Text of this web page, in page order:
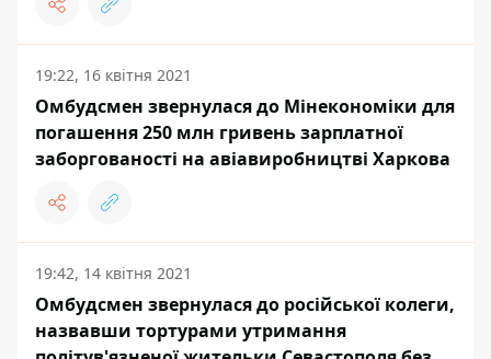
19:22, 16 квітня 2021
Омбудсмен звернулася до Мінекономіки для
погашення 250 млн гривень зарплатної
заборгованості на авіавиробництві Харкова
19:42, 14 квітня 2021
Омбудсмен звернулася до російської колеги,
назвавши тортурами утримання